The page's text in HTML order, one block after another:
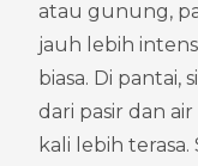
atau gunung,
jauh lebih
biasa. Di pantai,
dari pasir dan
kali lebih